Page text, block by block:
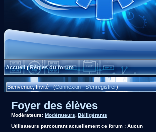
Accueil|Règles du forum
Bienvenue, Invité ! (Connexion|S'enregistrer)
Foyer des élèves
Modérateurs: Modérateurs
Bélligérants
Utilisateurs parcourant actuellement ce forum : Aucun